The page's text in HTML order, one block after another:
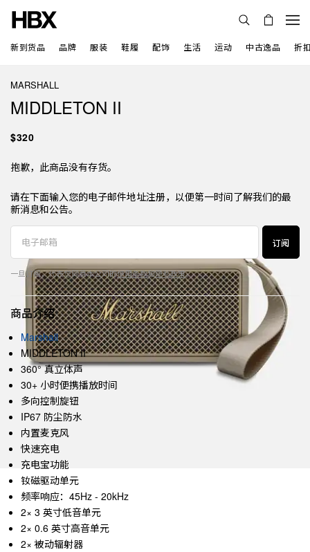
新到货品 品牌 服装 鞋履 配饰 生活 运动 中古逸品 折
MARSHALL
MIDDLETON II
$320
抱歉，此商品没有存货。
请在下面输入您的电子邮件地址注册，以便第一时间了解我们的最
新消息和公告。
订阅
一旦订阅，代表您同意本公司的使用条款和隐私政策。
商品介绍
Marshall
MIDDLETON II
360° 真立体声
30+ 小时便携播放时间
多向控制旋钮
IP67 防尘防水
内置麦克风
快速充电
充电宝功能
钕磁驱动单元
频率响应：45Hz - 20kHz
2× 3 英寸低音单元
2× 0.6 英寸高音单元
2× 被动辐射器